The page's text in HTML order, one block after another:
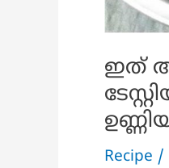
ഇത്
Recipe /